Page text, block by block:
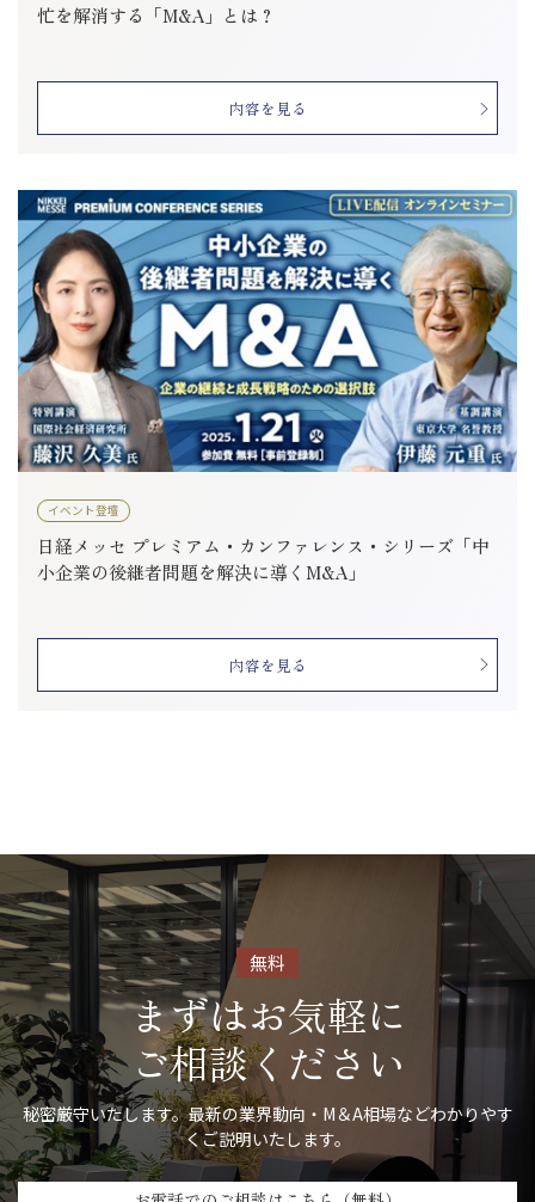
忙を解消する「M&A」とは？
内容を見る
イベント登壇
日経メッセ プレミアム・カンファレンス・シリーズ「中
小企業の後継者問題を解決に導くM&A」
内容を見る
無料
まずはお気軽に
ご相談ください
秘密厳守いたします。最新の業界動向・M＆A相場などわかりやす
くご説明いたします。